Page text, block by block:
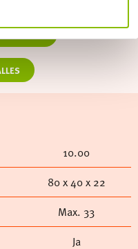
10.00
80 x 40 x 22
Max. 33
Ja